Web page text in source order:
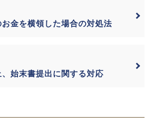
金を横領した場合の対処法
始末書提出に関する対応